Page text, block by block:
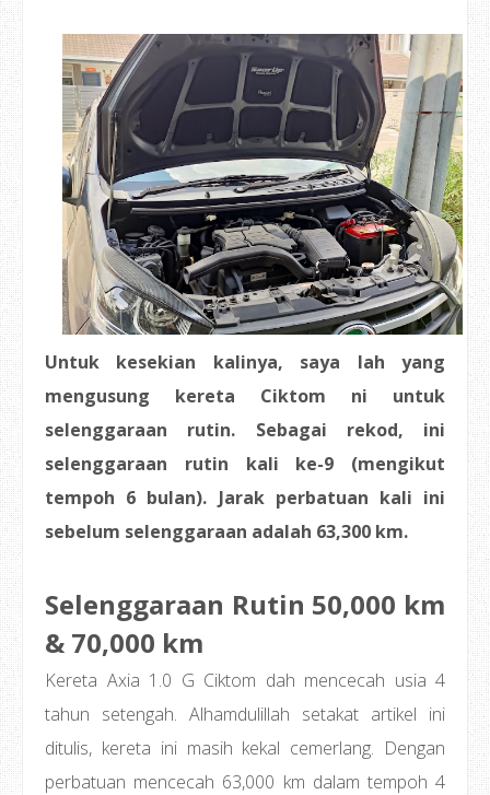
Untuk kesekian kalinya, saya lah yang
mengusung kereta Ciktom ni untuk
selenggaraan rutin. Sebagai rekod, ini
selenggaraan rutin kali ke-9 (mengikut
tempoh 6 bulan). Jarak perbatuan kali ini
sebelum selenggaraan adalah 63,300 km.
Selenggaraan Rutin 50,000 km
& 70,000 km
Kereta Axia 1.0 G Ciktom dah mencecah usia 4
tahun setengah. Alhamdulillah setakat artikel ini
ditulis, kereta ini masih kekal cemerlang. Dengan
perbatuan mencecah 63,000 km dalam tempoh 4